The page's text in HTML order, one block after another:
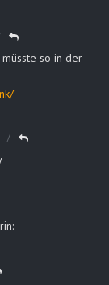
so in der